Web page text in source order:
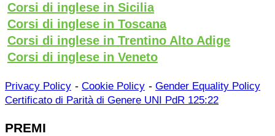
Corsi di inglese in Sicilia
Corsi di inglese in Toscana
Corsi di inglese in Trentino Alto Adige
Corsi di inglese in Veneto
Privacy Policy - Cookie Policy - Gender Equality Policy
Certificato di Parità di Genere UNI PdR 125:22
PREMI